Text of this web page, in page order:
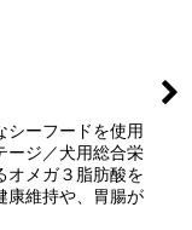
シーフードを使用
ージ／犬用総合栄
オメガ３脂肪酸を
康維持や、胃腸が